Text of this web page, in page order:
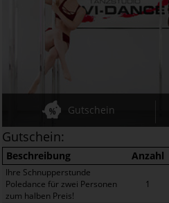
Gutschein
Gutschein:
Beschreibung Anzahl
Ihre Schnupperstunde
Poledance für zwei Personen
zum halben Preis!
1